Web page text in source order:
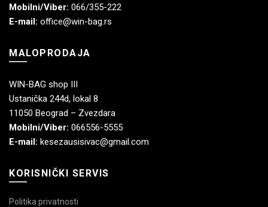
Mobilni/Viber: 066/355-222
E-mail: office@win-bag.rs
MALOPRODAJA
WIN-BAG shop III
Ustanička 244d, lokal 8
11050 Beograd – Zvezdara
Mobilni/Viber: 066556-5555
E-mail: kesezausisivac@gmail.com
KORISNIČKI SERVIS
Politika privatnosti